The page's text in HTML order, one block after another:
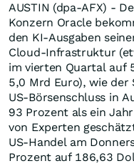
AUSTIN (dpa-AFX) -
Konzern Oracle
den KI-Ausgaben
Cloud-Infrastruktur
im vierten Quartal auf
5,0 Mrd Euro), wie der
US-Börsenschluss in
93 Prozent als ein
von Experten
US-Handel am
Prozent auf 186,63